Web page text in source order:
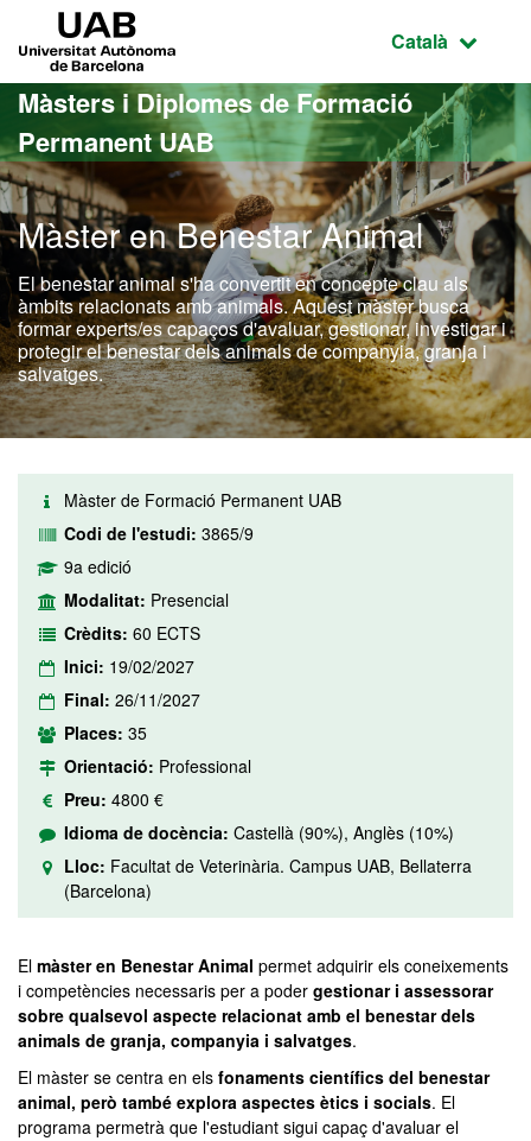
Ves al contingut principal
Ves a la navegació de la pàgina
Idioma
Català
Màsters i Diplomes de Formació
Permanent UAB
Màster en Benestar Animal
El benestar animal s'ha convertit en concepte clau als
àmbits relacionats amb animals. Aquest màster busca
formar experts/es capaços d'avaluar, gestionar, investigar i
protegir el benestar dels animals de companyia, granja i
salvatges.
Màster de Formació Permanent UAB
Codi de l'estudi: 3865/9
9a edició
Modalitat: Presencial
Crèdits: 60 ECTS
Inici: 19/02/2027
Final: 26/11/2027
Places: 35
Orientació: Professional
Preu: 4800 €
Idioma de docència: Castellà (90%), Anglès (10%)
Lloc: Facultat de Veterinària. Campus UAB, Bellaterra
(Barcelona)
El màster en Benestar Animal permet adquirir els coneixements
i competències necessaris per a poder gestionar i assessorar
sobre qualsevol aspecte relacionat amb el benestar dels
animals de granja, companyia i salvatges.
El màster se centra en els fonaments científics del benestar
animal, però també explora aspectes ètics i socials. El
programa permetrà que l'estudiant sigui capaç d'avaluar el